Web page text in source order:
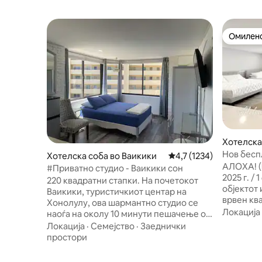
Хотелска соба во Ваикики Просечна оцена: 4,7
4,7 (1234)
#Приватно студио - Ваикики сон
220 квадратни стапки. На почетокот
Ваикики, туристичкиот центар на
Хонолулу, ова шармантно студио се
наоѓа на околу 10 минути пешачење од
плажата и сите настани. Преку мостот
до Конгресниот центар и 15 минути
Локација · Семејство · Заеднички
простори
Нов
Aloha
АЛОХА!
2025 г. /
врвен
да
Локација